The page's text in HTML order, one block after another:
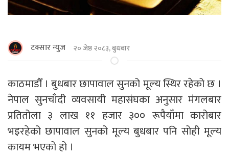
टक्सार न्युज २० जेष्ठ २०८३, बुधबार
काठमाडौँ । बुधबार छापावाल सुनको मूल्य स्थिर रहेको छ ।
नेपाल सुनचाँदी व्यवसायी महासंघका अनुसार मंगलबार
प्रतितोला ३ लाख ११ हजार ३०० रूपैयाँमा कारोबार
भइरहेको छापावाल सुनको मूल्य बुधबार पनि सोही मूल्य
कायम भएको हो ।